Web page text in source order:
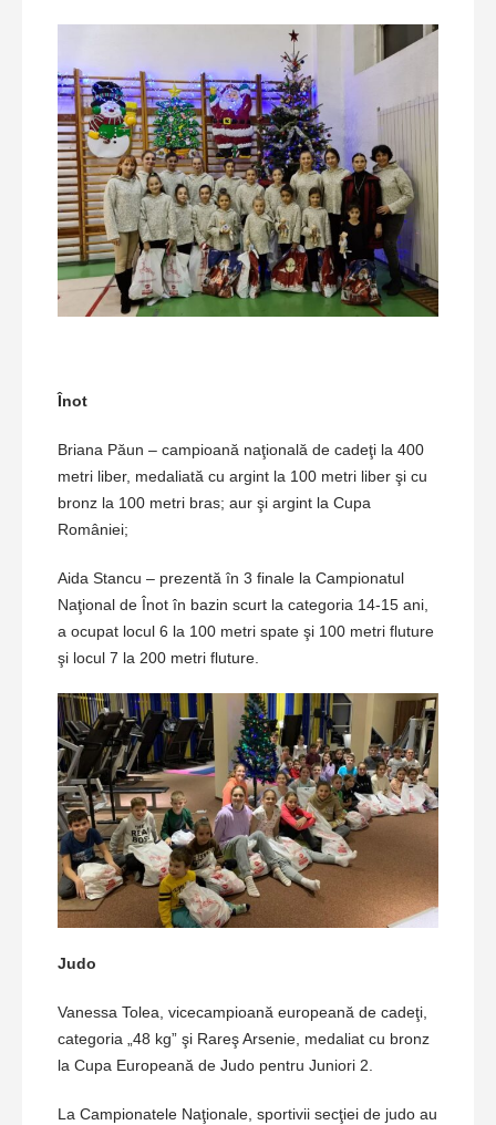
Înot
Briana Păun – campioană naţională de cadeţi la 400
metri liber, medaliată cu argint la 100 metri liber şi cu
bronz la 100 metri bras; aur şi argint la Cupa
României;
Aida Stancu – prezentă în 3 finale la Campionatul
Naţional de Înot în bazin scurt la categoria 14-15 ani,
a ocupat locul 6 la 100 metri spate şi 100 metri fluture
şi locul 7 la 200 metri fluture.
Judo
Vanessa Tolea, vicecampioană europeană de cadeţi,
categoria „48 kg” şi Rareş Arsenie, medaliat cu bronz
la Cupa Europeană de Judo pentru Juniori 2.
La Campionatele Naţionale, sportivii secţiei de judo au